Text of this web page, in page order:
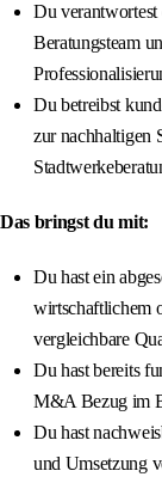
Du verantwortest
Beratungsteam
Du betreibst
zur nachhaltigen
Das bringst du mit:
Du hast ein
wirtschaftlichem
vergleichbare
Du hast bereits
M&A Bezug im
Du hast
und Umsetzung